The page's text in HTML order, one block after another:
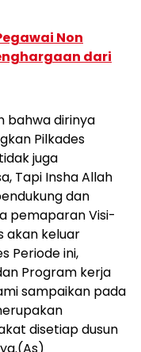
Non
dari
bahwa dirinya
Pilkades
juga
Tapi Insha Allah
dan
pemaparan Visi-
akan keluar
Periode ini,
Program kerja
sampaikan pada
disetiap dusun